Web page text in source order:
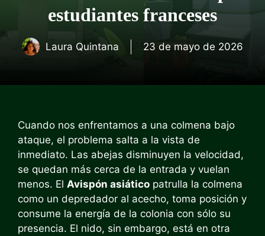
estudiantes franceses
Laura Quintana 23 de mayo de 2026
Cuando nos enfrentamos a una colmena bajo
ataque, el problema salta a la vista de
inmediato. Las abejas disminuyen la velocidad,
se quedan más cerca de la entrada y vuelan
menos. El Avispón asiático patrulla la colmena
como un depredador al acecho, toma posición y
consume la energía de la colonia con sólo su
presencia. El nido, sin embargo, está en otra